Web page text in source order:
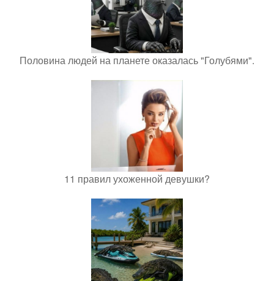
Половина людей на планете оказалась "Голубями".
11 правил ухоженной девушки?